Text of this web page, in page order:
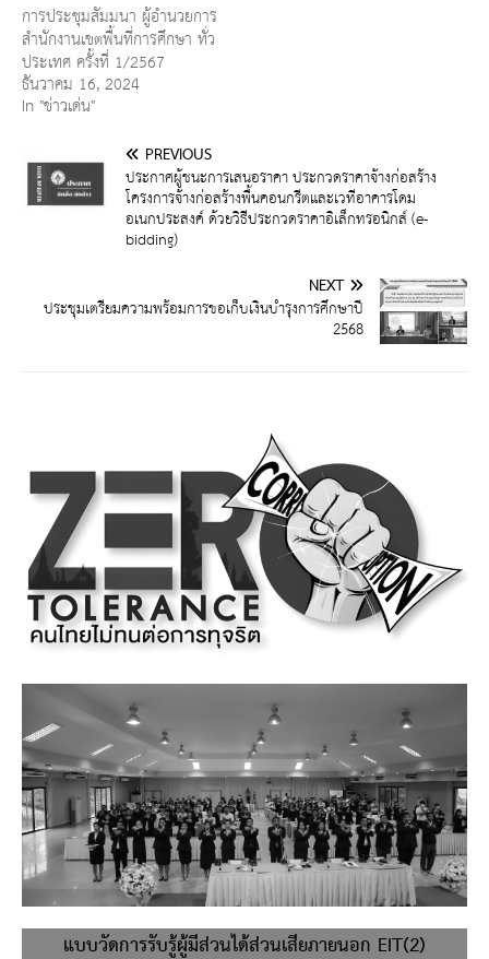
การประชุมสัมมนา ผู้อำนวยการ
สำนักงานเขตพื้นที่การศึกษา ทั่ว
ประเทศ ครั้งที่ 1/2567
ธันวาคม 16, 2024
In "ข่าวเด่น"
PREVIOUS
ประกาศผู้ชนะการเสนอราคา ประกวดราคาจ้างก่อสร้าง
โครงการจ้างก่อสร้างพื้นคอนกรีตและเวทีอาคารโดม
อเนกประสงค์ ด้วยวิธีประกวดราคาอิเล็กทรอนิกส์ (e-
bidding)
NEXT
ประชุมเตรียมความพร้อมการขอเก็บเงินบำรุงการศึกษาปี
2568
แบบวัดการรับรู้ผู้มีส่วนได้ส่วนเสียภายนอก EIT(2)